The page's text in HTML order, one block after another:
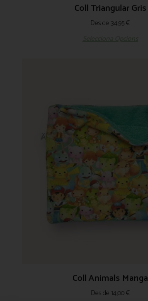
Coll Triangular Gris
Des de 34,95€
Coll Animals Manga
Des de14,00€